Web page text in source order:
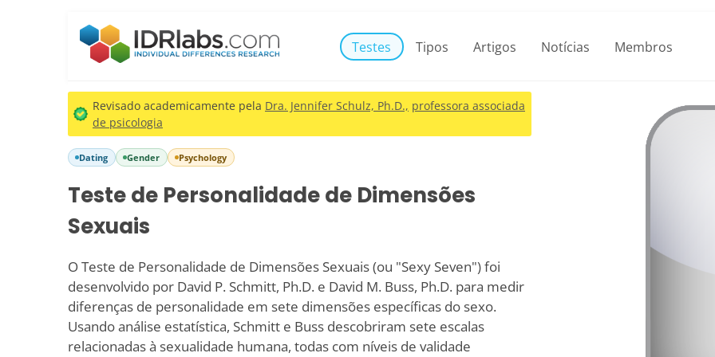
Testes Tipos Artigos Notícias Membros
Revisado academicamente pela Dra. Jennifer Schulz, Ph.D., professora associada
de psicologia
Dating Gender Psychology
Teste de Personalidade de Dimensões
Sexuais
O Teste de Personalidade de Dimensões Sexuais (ou "Sexy Seven") foi
desenvolvido por David P. Schmitt, Ph.D. e David M. Buss, Ph.D. para medir
diferenças de personalidade em sete dimensões específicas do sexo.
Usando análise estatística, Schmitt e Buss descobriram sete escalas
relacionadas à sexualidade humana, todas com níveis de validade